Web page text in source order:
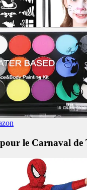
pour le Carnaval de